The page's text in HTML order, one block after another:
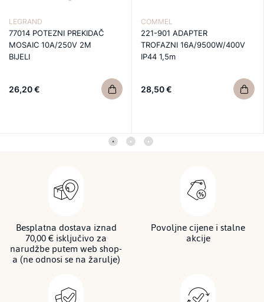
LEGRAND
77014 POTEZNI PREKIDAČ
MOSAIC 10A/250V 2M
BIJELI
26,20 €
COMMEL
221-901 ADAPTER
TROFAZNI 16A/9500W/400V
IP44 1,5m
28,50 €
Besplatna dostava iznad
70,00 € isključivo za
narudžbe putem web shop-
a (ne odnosi se na žarulje)
Povoljne cijene i stalne
akcije